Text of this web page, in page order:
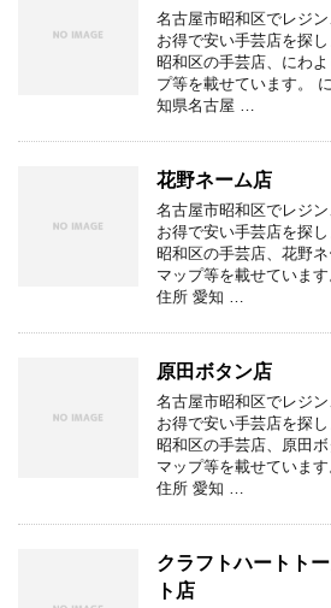
名古屋市昭和区でレジ
お得で安い手芸店を探
昭和区の手芸店、にわ
プ等を載せています。
知県名古屋 …
花野ネーム店
名古屋市昭和区でレジ
お得で安い手芸店を探
昭和区の手芸店、花野
マップ等を載せていま
住所 愛知 …
原田ボタン店
名古屋市昭和区でレジ
お得で安い手芸店を探
昭和区の手芸店、原田
マップ等を載せていま
住所 愛知 …
クラフトハートト
ト店